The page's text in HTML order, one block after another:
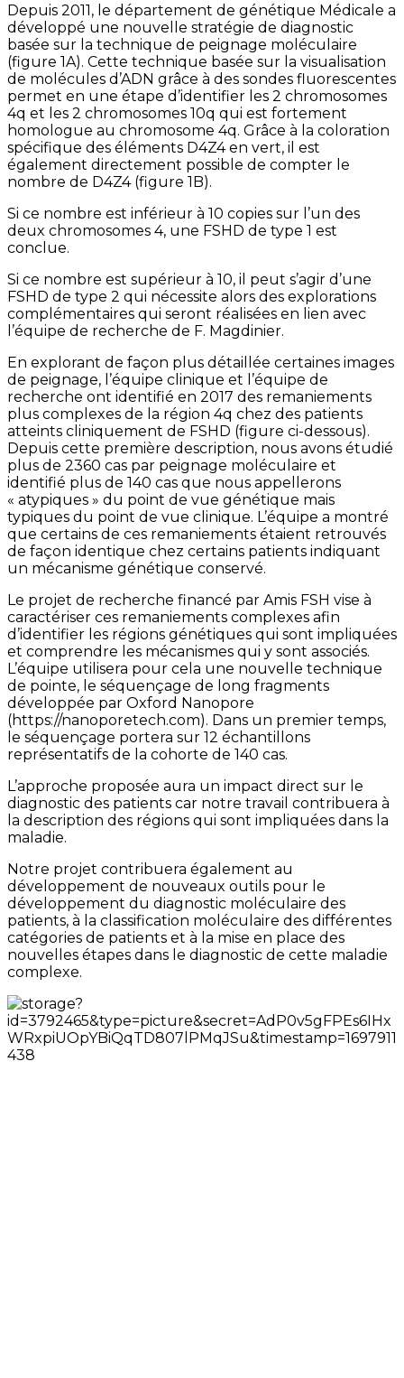
Depuis 2011, le département de génétique Médicale a
développé une nouvelle stratégie de diagnostic
basée sur la technique de peignage moléculaire
(figure 1A). Cette technique basée sur la visualisation
de molécules d’ADN grâce à des sondes fluorescentes
permet en une étape d’identifier les 2 chromosomes
4q et les 2 chromosomes 10q qui est fortement
homologue au chromosome 4q. Grâce à la coloration
spécifique des éléments D4Z4 en vert, il est
également directement possible de compter le
nombre de D4Z4 (figure 1B).
Si ce nombre est inférieur à 10 copies sur l’un des
deux chromosomes 4, une FSHD de type 1 est
conclue.
Si ce nombre est supérieur à 10, il peut s’agir d’une
FSHD de type 2 qui nécessite alors des explorations
complémentaires qui seront réalisées en lien avec
l’équipe de recherche de F. Magdinier.
En explorant de façon plus détaillée certaines images
de peignage, l’équipe clinique et l’équipe de
recherche ont identifié en 2017 des remaniements
plus complexes de la région 4q chez des patients
atteints cliniquement de FSHD (figure ci-dessous).
Depuis cette première description, nous avons étudié
plus de 2360 cas par peignage moléculaire et
identifié plus de 140 cas que nous appellerons
« atypiques » du point de vue génétique mais
typiques du point de vue clinique. L’équipe a montré
que certains de ces remaniements étaient retrouvés
de façon identique chez certains patients indiquant
un mécanisme génétique conservé.
Le projet de recherche financé par Amis FSH vise à
caractériser ces remaniements complexes afin
d’identifier les régions génétiques qui sont impliquées
et comprendre les mécanismes qui y sont associés.
L’équipe utilisera pour cela une nouvelle technique
de pointe, le séquençage de long fragments
développée par Oxford Nanopore
(https://nanoporetech.com). Dans un premier temps,
le séquençage portera sur 12 échantillons
représentatifs de la cohorte de 140 cas.
L’approche proposée aura un impact direct sur le
diagnostic des patients car notre travail contribuera à
la description des régions qui sont impliquées dans la
maladie.
Notre projet contribuera également au
développement de nouveaux outils pour le
développement du diagnostic moléculaire des
patients, à la classification moléculaire des différentes
catégories de patients et à la mise en place des
nouvelles étapes dans le diagnostic de cette maladie
complexe.